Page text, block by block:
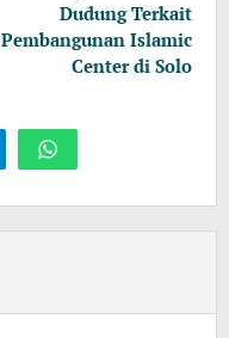
Dudung Terkait
Pembangunan Islamic
Center di Solo